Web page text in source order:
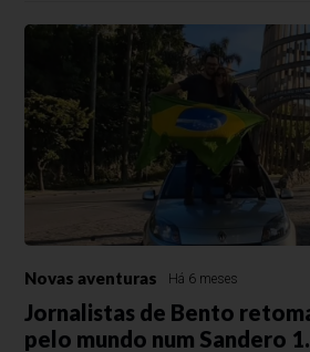
Novas aventuras Há 6 meses
Jornalistas de Bento
pelo mundo num Sandero